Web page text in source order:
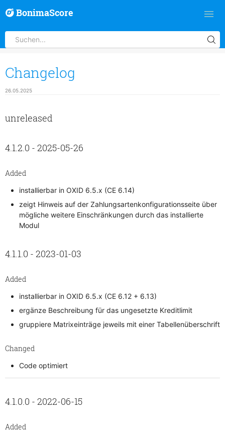
BonimaScore
Changelog
26.05.2025
unreleased
4.1.2.0 - 2025-05-26
Added
installierbar in OXID 6.5.x (CE 6.14)
zeigt Hinweis auf der Zahlungsartenkonfigurationsseite über
mögliche weitere Einschränkungen durch das installierte
Modul
4.1.1.0 - 2023-01-03
Added
installierbar in OXID 6.5.x (CE 6.12 + 6.13)
ergänze Beschreibung für das ungesetzte Kreditlimit
gruppiere Matrixeinträge jeweils mit einer Tabellenüberschrift
Changed
Code optimiert
4.1.0.0 - 2022-06-15
Added